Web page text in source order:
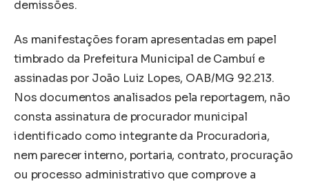
demissões.
As manifestações foram apresentadas em papel
timbrado da Prefeitura Municipal de Cambuí e
assinadas por João Luiz Lopes, OAB/MG 92.213.
Nos documentos analisados pela reportagem, não
consta assinatura de procurador municipal
identificado como integrante da Procuradoria,
nem parecer interno, portaria, contrato, procuração
ou processo administrativo que comprove a